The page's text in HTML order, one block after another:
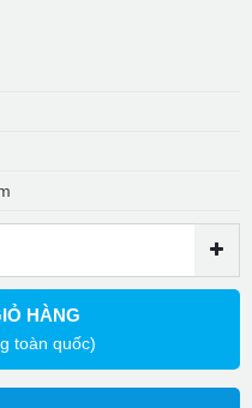
HÀNG
toàn quốc)